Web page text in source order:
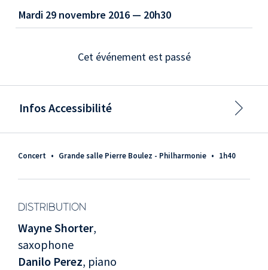
Concert • Grande salle Pierre Boulez - Philharmonie • 1h40
DISTRIBUTION
Wayne Shorter,
saxophone
Danilo Perez, piano
Mardi 29 novembre 2016 — 20h30
Cet événement est passé
Infos Accessibilité